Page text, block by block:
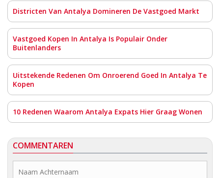
Districten Van Antalya Domineren De Vastgoed Markt
Vastgoed Kopen In Antalya Is Populair Onder
Buitenlanders
Uitstekende Redenen Om Onroerend Goed In Antalya Te
Kopen
10 Redenen Waarom Antalya Expats Hier Graag Wonen
COMMENTAREN